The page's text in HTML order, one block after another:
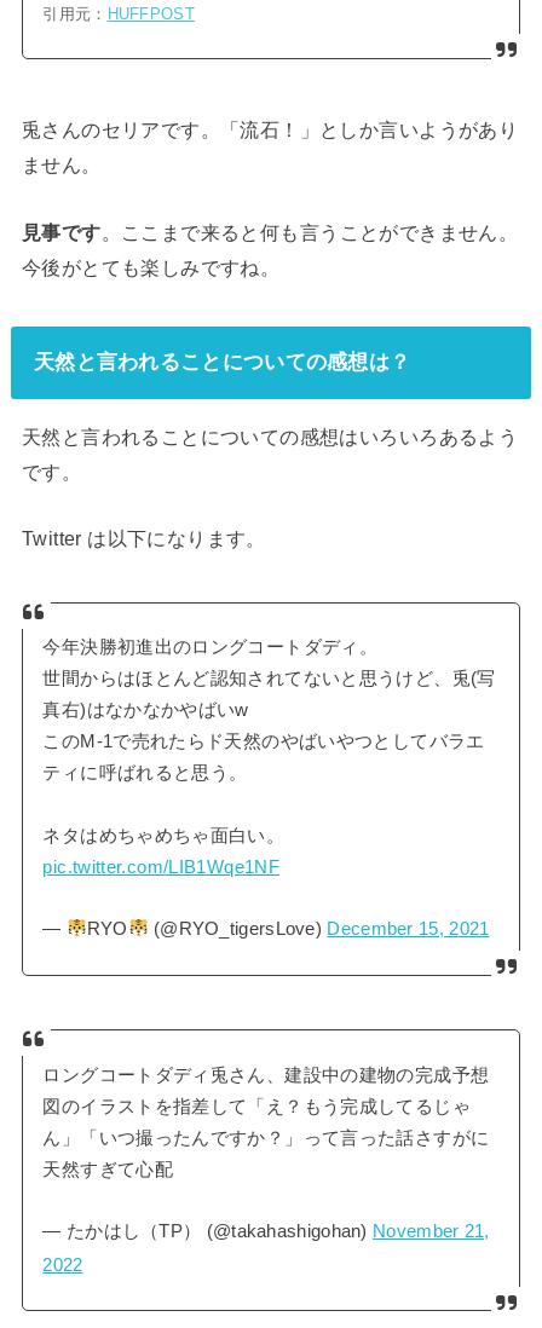
引用元： HUFFPOST
兎さんのセリアです。「流石！」としか言いようがあり
ません。
見事です 。ここまで来ると何も言うことができません。
今後がとても楽しみですね。
天然と言われることについての感想は？
天然と言われることについての感想はいろいろあるよう
です。
Twitter は以下になります。
今年決勝初進出のロングコートダディ。
世間からはほとんど認知されてないと思うけど、兎(写
真右)はなかなかやばいw
このM-1で売れたらド天然のやばいやつとしてバラエ
ティに呼ばれると思う。
ネタはめちゃめちゃ面白い。
pic.twitter.com/LIB1Wqe1NF
— RYO (@RYO_tigersLove) December 15, 2021
ロングコートダディ兎さん、建設中の建物の完成予想
図のイラストを指差して「え？もう完成してるじゃ
ん」「いつ撮ったんですか？」って言った話さすがに
天然すぎて心配
— たかはし（TP） (@takahashigohan) November 21,
2022